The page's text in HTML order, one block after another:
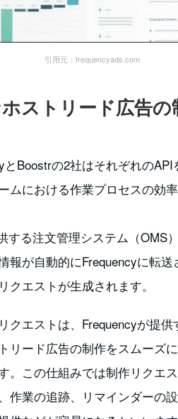
引用元：frequencyads.com
ストリード広告の
Boostrの2社はそれぞれの
ムにおける作業プロセスの効
する注文管理システム（OMS
報が自動的にFrequencyに転
エストが生成されます。
クエストは、Frequencyが提
リード広告の制作をスムーズ
。この仕組みでは制作リクエ
作業の追跡、リマインダーの